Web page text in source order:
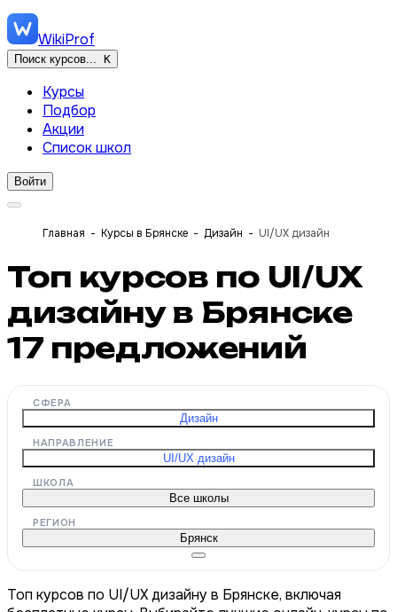
WikiProf
Поиск курсов... K
Курсы
Подбор
Акции
Список школ
Войти
Главная Курсы в Брянске Дизайн UI/UX дизайн
Топ курсов по UI/UX
дизайну в Брянске
17 предложений
СФЕРА
Дизайн
НАПРАВЛЕНИЕ
UI/UX дизайн
ШКОЛА
Все школы
РЕГИОН
Брянск
Топ курсов по UI/UX дизайну в Брянске, включая